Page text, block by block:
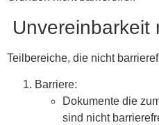
Unvereinbarkeit
Teilbereiche, die nicht
Barriere:
Dokumente die
sind nicht